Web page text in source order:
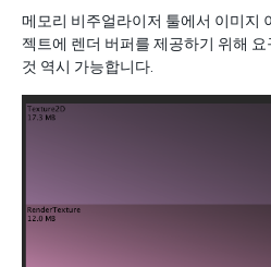
메모리 비주얼라이저 툴에서 이미지
젝트에 렌더 버퍼를 제공하기 위해
것 역시 가능합니다.